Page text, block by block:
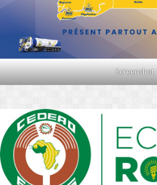
Screenshot